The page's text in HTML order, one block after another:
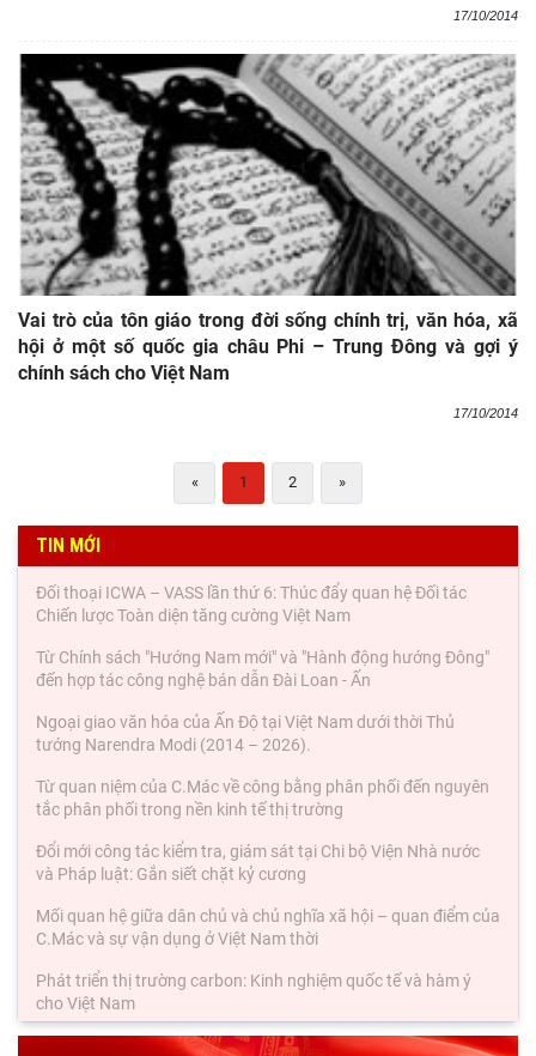
17/10/2014
Vai trò của tôn giáo trong đời sống chính trị, văn hóa, xã
hội ở một số quốc gia châu Phi – Trung Đông và gợi ý
chính sách cho Việt Nam
17/10/2014
« 1 2 »
TIN MỚI
Đối thoại ICWA – VASS lần thứ 6: Thúc đẩy quan hệ Đối tác
Chiến lược Toàn diện tăng cường Việt Nam
Từ Chính sách "Hướng Nam mới" và "Hành động hướng Đông"
đến hợp tác công nghệ bán dẫn Đài Loan - Ấn
Ngoại giao văn hóa của Ấn Độ tại Việt Nam dưới thời Thủ
tướng Narendra Modi (2014 – 2026).
Từ quan niệm của C.Mác về công bằng phân phối đến nguyên
tắc phân phối trong nền kinh tế thị trường
Đổi mới công tác kiểm tra, giám sát tại Chi bộ Viện Nhà nước
và Pháp luật: Gắn siết chặt kỷ cương
Mối quan hệ giữa dân chủ và chủ nghĩa xã hội – quan điểm của
C.Mác và sự vận dụng ở Việt Nam thời
Phát triển thị trường carbon: Kinh nghiệm quốc tế và hàm ý
cho Việt Nam
Chủ tịch Viện Hàn lâm Khoa học xã hội Việt Nam thăm và làm